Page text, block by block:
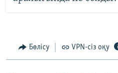
Бөлісу VPN-сіз оқу